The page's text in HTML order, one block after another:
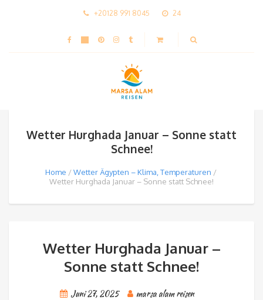
+20128 991 8045 24
Wetter Hurghada Januar – Sonne statt
Schnee!
Home
Wetter Ägypten – Klima, Temperaturen
Wetter Hurghada Januar – Sonne statt Schnee!
Wetter Hurghada Januar –
Sonne statt Schnee!
Juni 27, 2025
marsa alam reisen